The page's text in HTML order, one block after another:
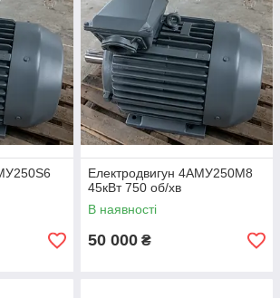
Електродвигун 4АМУ250М8
45кВт 750 об/хв
В наявності
50 000 ₴